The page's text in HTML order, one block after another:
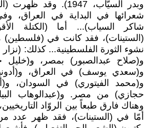
وبدر السيّاب، 1947).
شعرائها في البداية في العراق،
شاكر السياب)... أما (الكتلة
نشوء الثورة الفلسطينية... كذلك:
و(صلاح عبدالصبور) بمصر، و(خليل
و(سعدي يوسف) في العراق،
و(محمد الفيتوري) في السودان،
حجازي) من مصر. و(عبدالوهاب
وهناك فارق طبعاً بين الروّاد
أمّا في (الستينات)، فقد ظهر عدد